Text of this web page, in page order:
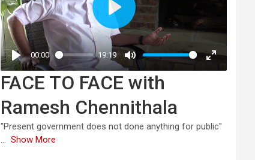
FACE TO FACE with
Ramesh Chennithala
"Present government does not done anything for public"
... Show More